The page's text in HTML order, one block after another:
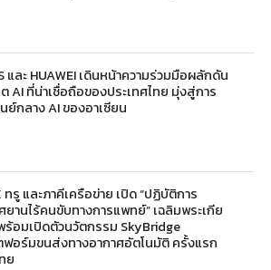
และ HUAWEI เดินหน้าความร่วมมือผลักดัน
AI ที่น่าเชื่อถือของประเทศไทย มุ่งสู่การ
ย์กลาง AI ของอาเซียน
ทรู และภาคีเครือข่าย เปิด “ปฏิบัติการ
ยานไร้คนขับทางการแพทย์” เฉลิมพระเกีย
ร้อมเปิดตัวนวัตกรรม SkyBridge
อร์มขนส่งทางอากาศอัตโนมัติ ครั้งแรก
ย